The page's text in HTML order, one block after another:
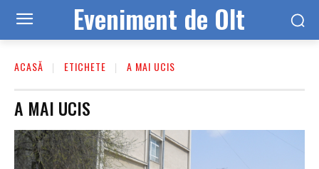
Eveniment de Olt
ACASĂ ETICHETE A MAI UCIS
A MAI UCIS